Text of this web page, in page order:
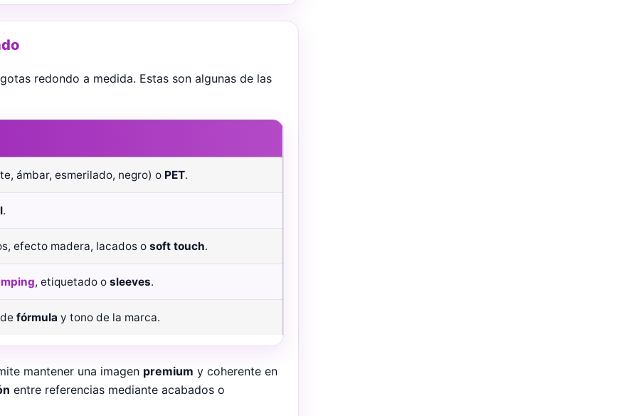
redondo a medida. Estas son algunas de las
ámbar, esmerilado, negro) o PET.
.
efecto madera, lacados o soft touch.
, etiquetado o sleeves.
fórmula y tono de la marca.
mantener una imagen premium y coherente en
entre referencias mediante acabados o